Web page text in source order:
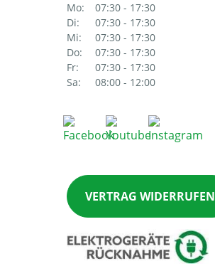
Mo:
07:30 - 17:30
Di:
07:30 - 17:30
Mi:
07:30 - 17:30
Do:
07:30 - 17:30
Fr:
07:30 - 17:30
Sa:
08:00 - 12:00
VERTRAG WIDERRUFEN